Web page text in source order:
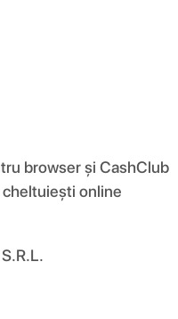
browser și CashClub
cheltuiești online